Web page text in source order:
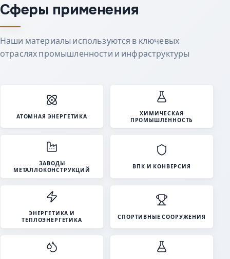
Сферы применения
Наши материалы используются в ключевых
отраслях промышленности и инфраструктуры
АТОМНАЯ ЭНЕРГЕТИКА
ХИМИЧЕСКАЯ
ПРОМЫШЛЕННОСТЬ
ЗАВОДЫ
МЕТАЛЛОКОНСТРУКЦИЙ
ВПК И КОНВЕРСИЯ
ЭНЕРГЕТИКА И
ТЕПЛОЭНЕРГЕТИКА
СПОРТИВНЫЕ СООРУЖЕНИЯ